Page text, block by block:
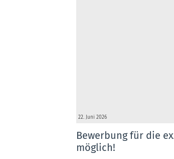
22. Juni 2026
Bewerbung für die
möglich!